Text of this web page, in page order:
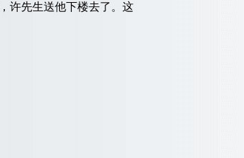
许先生送他下楼去了。这